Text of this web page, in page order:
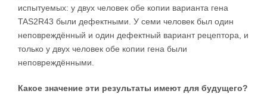
испытуемых: у двух человек обе копии варианта гена
TAS2R43 были дефектными. У семи человек был один
неповреждённый и один дефектный вариант рецептора, и
только у двух человек обе копии гена были
неповреждёнными.
Какое значение эти результаты имеют для будущего?